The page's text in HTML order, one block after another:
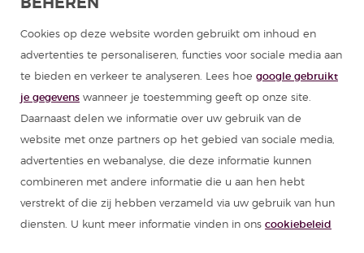
Cursussen Spaans
Zomerkampen Spanje
Hulpmiddelen om Spaans te leren
Partners
Reisgids van Spanje
BEHEREN
Cookies op deze website worden gebruikt om inhoud en
advertenties te personaliseren, functies voor sociale media aan
te bieden en verkeer te analyseren. Lees hoe google gebruikt
je gegevens wanneer je toestemming geeft op onze site.
Daarnaast delen we informatie over uw gebruik van de
website met onze partners op het gebied van sociale media,
advertenties en webanalyse, die deze informatie kunnen
combineren met andere informatie die u aan hen hebt
verstrekt of die zij hebben verzameld via uw gebruik van hun
diensten. U kunt meer informatie vinden in ons cookiebeleid